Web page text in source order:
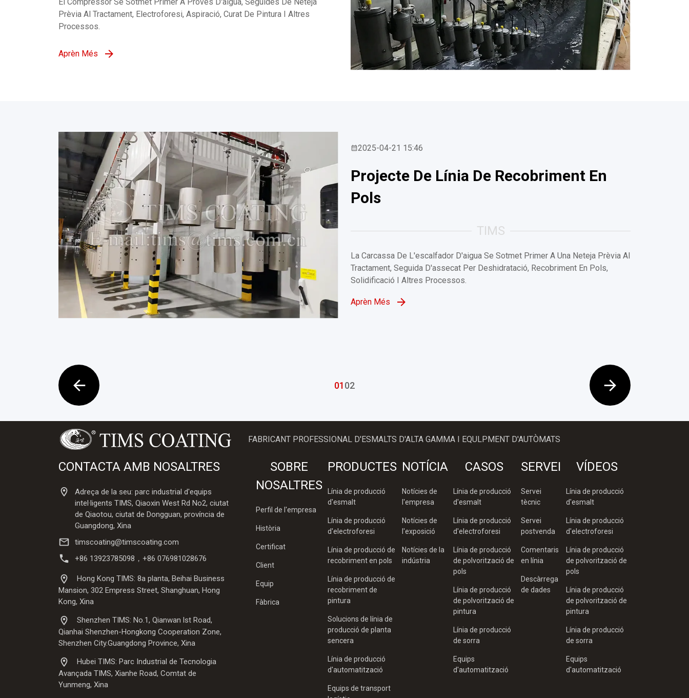
Prèvia Al Tractament, Electroforesi, Aspiració, Curat De Pintura I Altres
Processos.
Aprèn Més
2025-04-21 15:46
Projecte De Línia De Recobriment En
Pols
TIMS
La Carcassa De L'escalfador D'aigua Se Sotmet Primer A Una Neteja Prèvia Al
Tractament, Seguida D'assecat Per Deshidratació, Recobriment En Pols,
Solidificació I Altres Processos.
Aprèn Més
0102
FABRICANT PROFESSIONAL D'ESMALTS D'ALTA GAMMA I EQULPMENT D'AUTÒMATS
CONTACTA AMB NOSALTRES
Adreça de la seu: parc industrial d'equips
intel·ligents TIMS, Qiaoxin West Rd No2, ciutat
de Qiaotou, ciutat de Dongguan, província de
Guangdong, Xina
timscoating@timscoating.com
+86 13923785098，+86 076981028676
Hong Kong TIMS: 8a planta, Beihai Business
Mansion, 302 Empress Street, Shanghuan, Hong
Kong, Xina
Shenzhen TIMS: No.1, Qianwan lst Road,
Qianhai Shenzhen-Hongkong Cooperation Zone,
Shenzhen City.Guangdong Province, Xina
Hubei TIMS: Parc Industrial de Tecnologia
Avançada TIMS, Xianhe Road, Comtat de
Yunmeng, Xina
SOBRE
NOSALTRES
Perfil de l'empresa
Història
Certificat
Client
Equip
Fàbrica
PRODUCTES
Línia de producció
d'esmalt
Línia de producció
d'electroforesi
Línia de producció de
recobriment en pols
Línia de producció de
recobriment de
pintura
Solucions de línia de
producció de planta
sencera
Línia de producció
d'automatització
Equips de transport
NOTÍCIA
Notícies de
l'empresa
Notícies de
l'exposició
Notícies de la
indústria
CASOS
Línia de producció
d'esmalt
Línia de producció
d'electroforesi
Línia de producció
de polvorització de
pols
Línia de producció
de polvorització de
pintura
Línia de producció
de sorra
Equips
d'automatització
SERVEI
Servei
tècnic
Servei
postvenda
Comentaris
en línia
Descàrrega
de dades
VÍDEOS
Línia de producció
d'esmalt
Línia de producció
d'electroforesi
Línia de producció
de polvorització de
pols
Línia de producció
de polvorització de
pintura
Línia de producció
de sorra
Equips
d'automatització